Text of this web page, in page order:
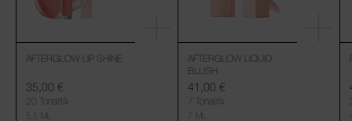
AFTERGLOW LIP SHINE
20 Tonalità
35,00 €
AFTERGLOW LIQUID
BLUSH
7 Tonalità
41,00 €
7 ML